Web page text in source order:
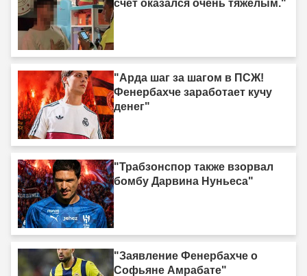
счёт оказался очень тяжёлым."
"Арда шаг за шагом в ПСЖ!
Фенербахче заработает кучу
денег"
"Трабзонспор также взорвал
бомбу Дарвина Нуньеса"
"Заявление Фенербахче о
Софьяне Амрабате"